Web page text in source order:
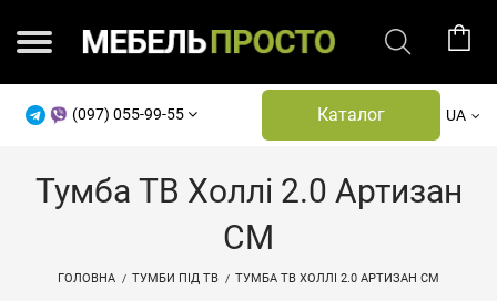
(097) 055-99-55 Каталог UA
Тумба ТВ Холлі 2.0 Артизан
СМ
ГОЛОВНА ТУМБИ ПІД ТВ ТУМБА ТВ ХОЛЛІ 2.0 АРТИЗАН СМ